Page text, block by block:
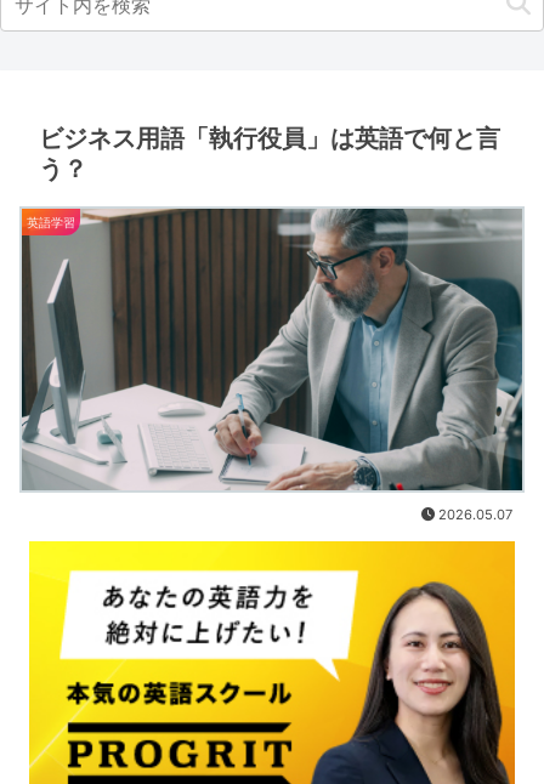
ビジネス用語「執行役員」は英語で何と言
う？
英語学習
2026.05.07